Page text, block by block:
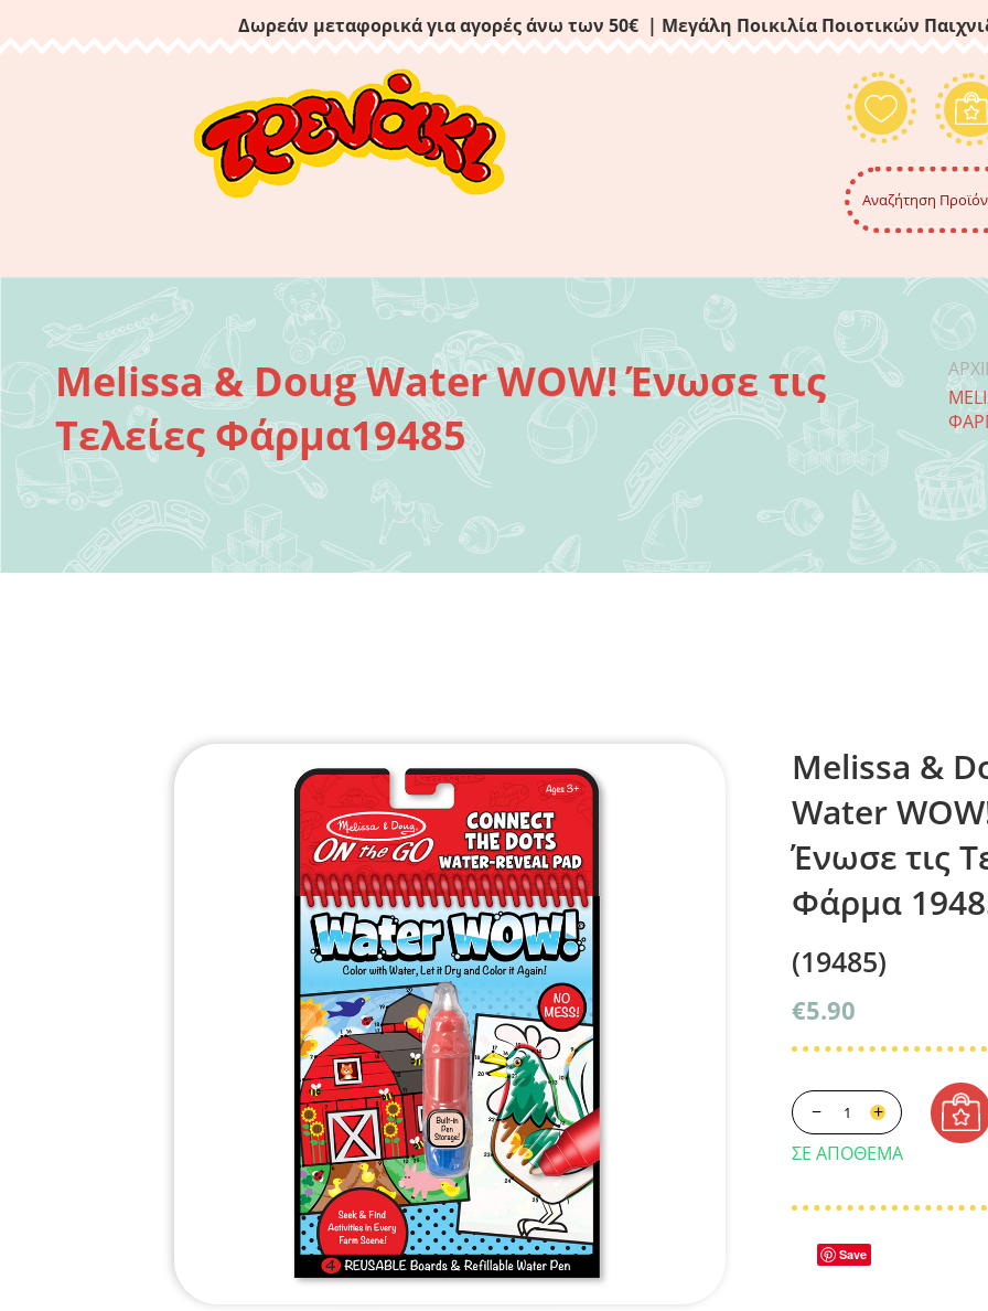
Δωρεάν μεταφορικά για αγορές άνω των 50€ | Μεγάλη Ποικιλία Ποιοτικών
Melissa & Doug Water WOW! Ένωσε τις
Τελείες Φάρμα19485
Melissa &
Water
Ένωσε τις
Φάρμα
(19485)
€5.90
+
−
ΣΕ ΑΠΌΘΕΜΑ
Save